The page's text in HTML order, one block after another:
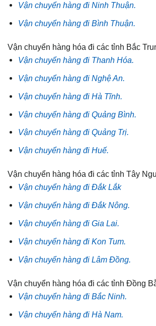
Vận chuyển hàng đi Ninh Thuận.
Vận chuyển hàng đi Bình Thuận.
Vận chuyển hàng hóa đi các tỉnh Bắc
Vận chuyển hàng đi Thanh Hóa.
Vận chuyển hàng đi Nghệ An.
Vận chuyển hàng đi Hà Tĩnh.
Vận chuyển hàng đi Quảng Bình.
Vận chuyển hàng đi Quảng Trị.
Vận chuyển hàng đi Huế.
Vận chuyển hàng hóa đi các tỉnh Tây
Vận chuyển hàng đi Đắk Lắk
Vận chuyển hàng đi Đắk Nông.
Vận chuyển hàng đi Gia Lai.
Vận chuyển hàng đi Kon Tum.
Vận chuyển hàng đi Lâm Đồng.
Vận chuyển hàng hóa đi các tỉnh Đồng
Vận chuyển hàng đi Bắc Ninh.
Vận chuyển hàng đi Hà Nam.